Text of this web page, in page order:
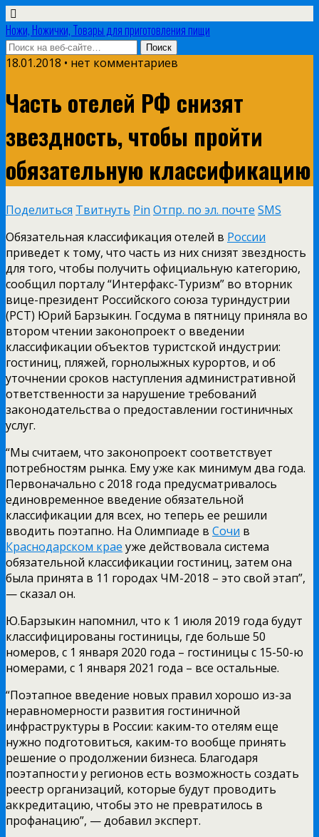
Ножи, Ножички, Товары для приготовления пищи
18.01.2018 • нет комментариев
Часть отелей РФ снизят
звездность, чтобы пройти
обязательную классификацию
Поделиться Твитнуть Pin Отпр. по эл. почте SMS
Обязательная классификация отелей в России
приведет к тому, что часть из них снизят звездность
для того, чтобы получить официальную категорию,
сообщил порталу “Интерфакс-Туризм” во вторник
вице-президент Российского союза туриндустрии
(РСТ) Юрий Барзыкин. Госдума в пятницу приняла во
втором чтении законопроект о введении
классификации объектов туристской индустрии:
гостиниц, пляжей, горнолыжных курортов, и об
уточнении сроков наступления административной
ответственности за нарушение требований
законодательства о предоставлении гостиничных
услуг.
“Мы считаем, что законопроект соответствует
потребностям рынка. Ему уже как минимум два года.
Первоначально с 2018 года предусматривалось
единовременное введение обязательной
классификации для всех, но теперь ее решили
вводить поэтапно. На Олимпиаде в Сочи в
Краснодарском крае уже действовала система
обязательной классификации гостиниц, затем она
была принята в 11 городах ЧМ-2018 – это свой этап”,
— сказал он.
Ю.Барзыкин напомнил, что к 1 июля 2019 года будут
классифицированы гостиницы, где больше 50
номеров, с 1 января 2020 года – гостиницы с 15-50-ю
номерами, с 1 января 2021 года – все остальные.
“Поэтапное введение новых правил хорошо из-за
неравномерности развития гостиничной
инфраструктуры в России: каким-то отелям еще
нужно подготовиться, каким-то вообще принять
решение о продолжении бизнеса. Благодаря
поэтапности у регионов есть возможность создать
реестр организаций, которые будут проводить
аккредитацию, чтобы это не превратилось в
профанацию”, — добавил эксперт.